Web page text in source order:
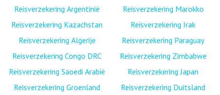
Reisverzekering Argentinië
Reisverzekering Kazachstan
Reisverzekering Algerije
Reisverzekering Congo DRC
Reisverzekering Saoedi Arabië
Reisverzekering Groenland
Reisverzekering Marokko
Reisverzekering Irak
Reisverzekering Paraguay
Reisverzekering Zimbabwe
Reisverzekering Japan
Reisverzekering Duitsland